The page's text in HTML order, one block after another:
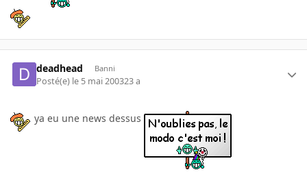
deadhead Banni
Posté(e) le 5 mai 200323 a
ya eu une news dessus